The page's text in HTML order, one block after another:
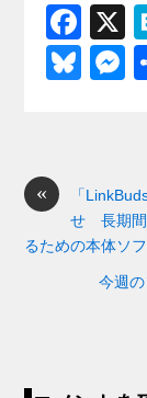
F
a
c
o
o
k
Bl
y
n
g
«
「
せ 長期間
るための本体ソ
今週